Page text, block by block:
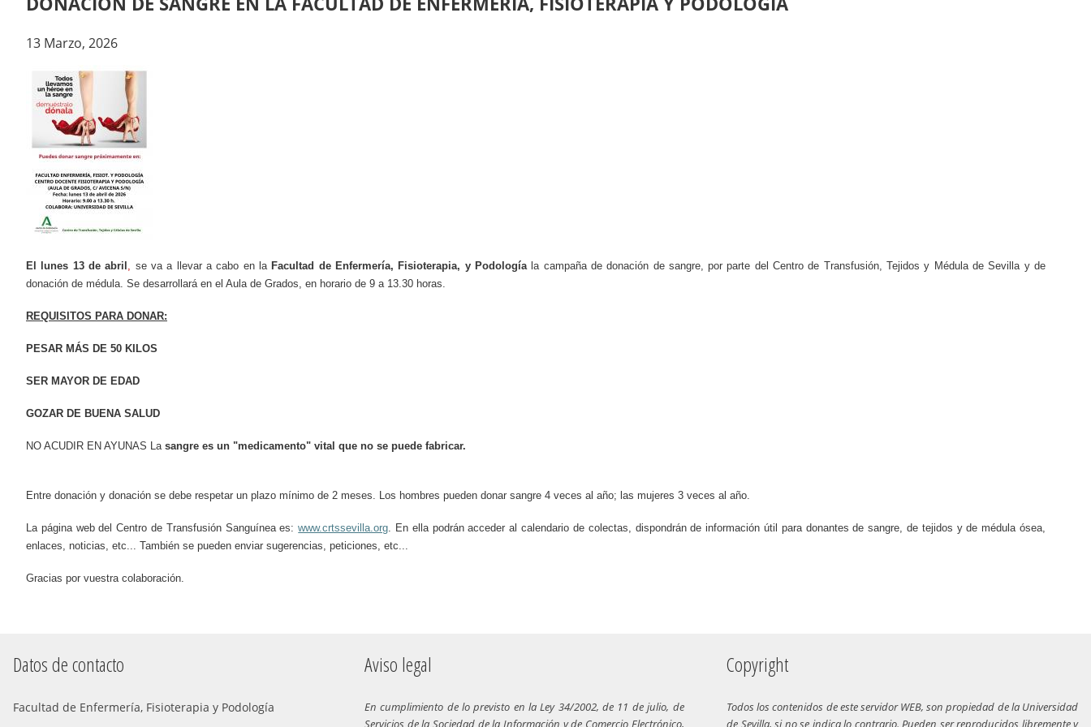
13 Marzo, 2026
El lunes 13 de abril , se va a llevar a cabo en la Facultad de Enfermería, Fisioterapia, y Podología la campaña de donación de sangre, por parte del Centro de Transfusión, Tejidos y Médula de Sevilla y de
donación de médula. Se desarrollará en el Aula de Grados, en horario de 9 a 13.30 horas.
REQUISITOS PARA DONAR:
PESAR MÁS DE 50 KILOS
SER MAYOR DE EDAD
GOZAR DE BUENA SALUD
NO ACUDIR EN AYUNAS La sangre es un "medicamento" vital que no se puede fabricar.
Entre donación y donación se debe respetar un plazo mínimo de 2 meses. Los hombres pueden donar sangre 4 veces al año; las mujeres 3 veces al año.
La página web del Centro de Transfusión Sanguínea es:www.crtssevilla.org. En ella podrán acceder al calendario de colectas, dispondrán de información útil para donantes de sangre, de tejidos y de médula ósea,
enlaces, noticias, etc... También se pueden enviar sugerencias, peticiones, etc...
Gracias por vuestra colaboración.
Datos de contacto
Facultad de Enfermería, Fisioterapia y Podología
Aviso legal
En cumplimiento de lo previsto en la Ley 34/2002, de 11 de julio, de
Servicios de la Sociedad de la Información y de Comercio Electrónico,
Copyright
Todos los contenidos de este servidor WEB, son propiedad de la Universidad
de Sevilla, si no se indica lo contrario. Pueden ser reproducidos libremente y